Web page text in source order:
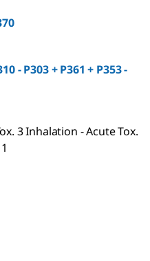
- P303 + P361 + P353 -
3 Inhalation - Acute Tox.